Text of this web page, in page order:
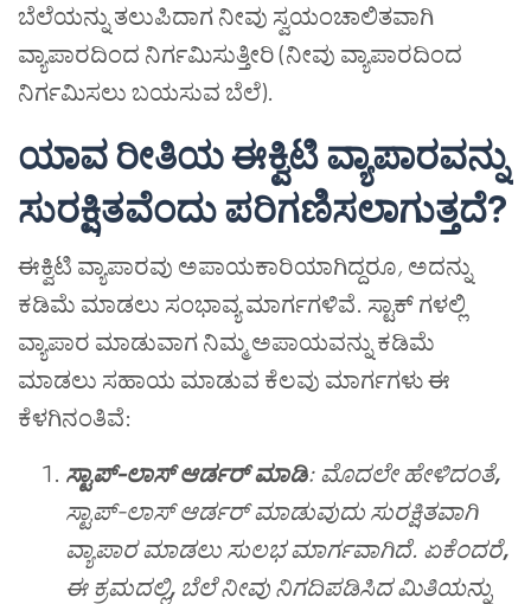
ಬೆಲೆಯನ್ನು ತಲುಪಿದಾಗ ನೀವು ಸ್ವಯಂಚಾಲಿತವಾಗಿ
ವ್ಯಾಪಾರದಿಂದ ನಿರ್ಗಮಿಸುತ್ತೀರಿ (ನೀವು ವ್ಯಾಪಾರದಿಂದ
ನಿರ್ಗಮಿಸಲು ಬಯಸುವ ಬೆಲೆ).
ಯಾವ ರೀತಿಯ ಈಕ್ವಿಟಿ ವ್ಯಾಪಾರವನ್ನು
ಸುರಕ್ಷಿತವೆಂದು ಪರಿಗಣಿಸಲಾಗುತ್ತದೆ?
ಈಕ್ವಿಟಿ ವ್ಯಾಪಾರವು ಅಪಾಯಕಾರಿಯಾಗಿದ್ದರೂ, ಅದನ್ನು
ಕಡಿಮೆ ಮಾಡಲು ಸಂಭಾವ್ಯ ಮಾರ್ಗಗಳಿವೆ. ಸ್ಟಾಕ್ ಗಳಲ್ಲಿ
ವ್ಯಾಪಾರ ಮಾಡುವಾಗ ನಿಮ್ಮ ಅಪಾಯವನ್ನು ಕಡಿಮೆ
ಮಾಡಲು ಸಹಾಯ ಮಾಡುವ ಕೆಲವು ಮಾರ್ಗಗಳು ಈ
ಕೆಳಗಿನಂತಿವೆ:
ಸ್ಟಾಪ್-ಲಾಸ್ ಆರ್ಡರ್ ಮಾಡಿ: ಮೊದಲೇ ಹೇಳಿದಂತೆ,
ಸ್ಟಾಪ್-ಲಾಸ್ ಆರ್ಡರ್ ಮಾಡುವುದು ಸುರಕ್ಷಿತವಾಗಿ
ವ್ಯಾಪಾರ ಮಾಡಲು ಸುಲಭ ಮಾರ್ಗವಾಗಿದೆ. ಏಕೆಂದರೆ,
ಈ ಕ್ರಮದಲ್ಲಿ, ಬೆಲೆ ನೀವು ನಿಗದಿಪಡಿಸಿದ ಮಿತಿಯನ್ನು